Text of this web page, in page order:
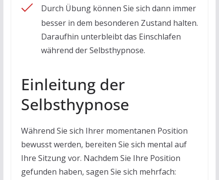
Durch Übung können Sie sich dann immer
besser in dem besonderen Zustand halten.
Daraufhin unterbleibt das Einschlafen
während der Selbsthypnose.
Einleitung der
Selbsthypnose
Während Sie sich Ihrer momentanen Position
bewusst werden, bereiten Sie sich mental auf
Ihre Sitzung vor. Nachdem Sie Ihre Position
gefunden haben, sagen Sie sich mehrfach: